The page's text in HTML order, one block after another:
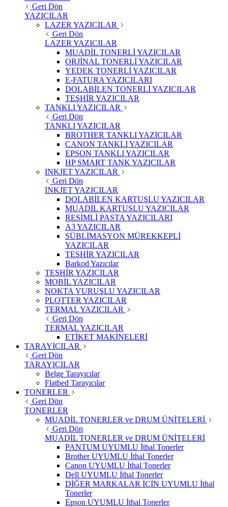
Geri Dön
YAZICILAR
LAZER YAZICILAR
Geri Dön
LAZER YAZICILAR
MUADİL TONERLİ YAZICILAR
ORJİNAL TONERLİ YAZICILAR
YEDEK TONERLİ YAZICILAR
E-FATURA YAZICILARI
DOLABİLEN TONERLİ YAZICILAR
TEŞHİR YAZICILAR
TANKLI YAZICILAR
Geri Dön
TANKLI YAZICILAR
BROTHER TANKLI YAZICILAR
CANON TANKLI YAZICILAR
EPSON TANKLI YAZICILAR
HP SMART TANK YAZICILAR
INKJET YAZICILAR
Geri Dön
INKJET YAZICILAR
DOLABİLEN KARTUŞLU YAZICILAR
MUADİL KARTUŞLU YAZICILAR
RESİMLİ PASTA YAZICILARI
A3 YAZICILAR
SÜBLİMASYON MÜREKKEPLİ
YAZICILAR
TEŞHİR YAZICILAR
Barkod Yazıcılar
TEŞHİR YAZICILAR
MOBİL YAZICILAR
NOKTA VURUŞLU YAZICILAR
PLOTTER YAZICILAR
TERMAL YAZICILAR
Geri Dön
TERMAL YAZICILAR
ETİKET MAKİNELERİ
TARAYICILAR
Geri Dön
TARAYICILAR
Belge Tarayıcılar
Flatbed Tarayıcılar
TONERLER
Geri Dön
TONERLER
MUADİL TONERLER ve DRUM ÜNİTELERİ
Geri Dön
MUADİL TONERLER ve DRUM ÜNİTELERİ
PANTUM UYUMLU İthal Tonerler
Brother UYUMLU İthal Tonerler
Canon UYUMLU İthal Tonerler
Dell UYUMLU İthal Tonerler
DİĞER MARKALAR İÇİN UYUMLU İthal
Tonerler
Epson UYUMLU İthal Tonerler